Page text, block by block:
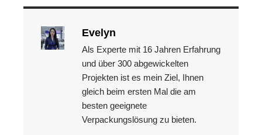
Evelyn
Als Experte mit 16 Jahren Erfahrung
und über 300 abgewickelten
Projekten ist es mein Ziel, Ihnen
gleich beim ersten Mal die am
besten geeignete
Verpackungslösung zu bieten.